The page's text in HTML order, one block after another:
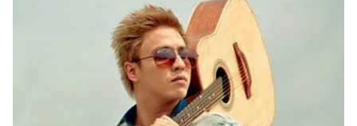
Liên hệ quảng cáo:024-7300.7108